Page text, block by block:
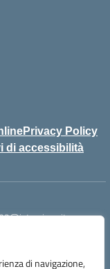
di navigazione,
Privacy Policy
di accessibilità